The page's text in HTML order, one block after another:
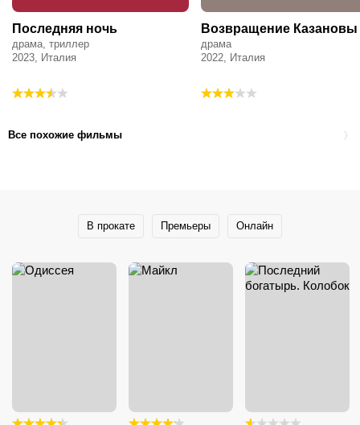
Последняя ночь
драма, триллер
2023, Италия
Возвращение Казановы
драма
2022, Италия
Все похожие фильмы
В прокате Премьеры Онлайн